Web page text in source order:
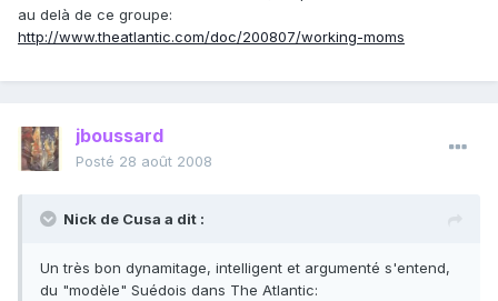
au delà de ce groupe:
http://www.theatlantic.com/doc/200807/working-moms
jboussard
Posté 28 août 2008
Nick de Cusa a dit :
Un très bon dynamitage, intelligent et argumenté s'entend,
du "modèle" Suédois dans The Atlantic: